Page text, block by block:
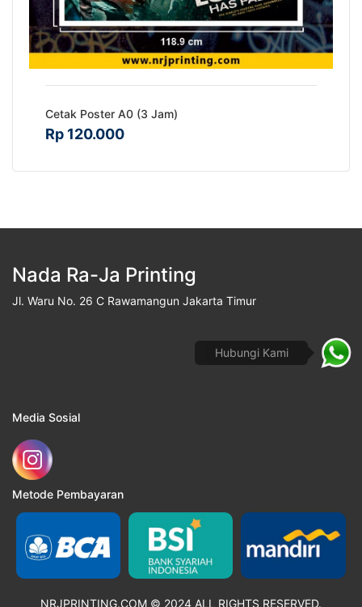
Cetak Poster A0 (3 Jam)
Rp 120.000
Hubungi Kami
Nada Ra-Ja Printing
Jl. Waru No. 26 C Rawamangun Jakarta Timur
Media Sosial
Metode Pembayaran
NRJPRINTING.COM © 2024 ALL RIGHTS RESERVED.